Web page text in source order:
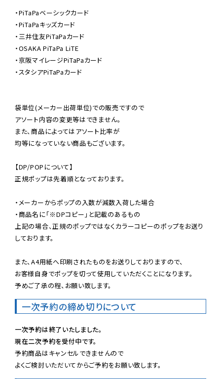
・PiTaPaベーシックカード
・PiTaPaキッズカード
・三井住友PiTaPaカード
・OSAKA PiTaPa LiTE
・京阪マイレージPiTaPaカード
・スタシアPiTaPaカード
袋単位(メーカー出荷単位)での販売ですので
アソート内容の変更等はできません。
また、商品によってはアソート比率が
均等になっていない商品もございます。
【DP/POPについて】
正規ポップは先着順となっております。
・メーカーからポップの入数が減数入荷した場合
・商品名に「※DPコピー」と記載のあるもの
上記の場合、正規のポップではなくカラーコピーのポップをお送り
しております。
また、A4用紙へ印刷されたものをお送りしておりますので、
お客様自身でポップを切って使用していただくことになります。
予めご了承の程、お願い致します。
一次予約の締め切りについて
一次予約は終了いたしました。
現在二次予約を受付中です。
予約商品はキャンセルできませんので
よくご検討いただいてからご予約をお願い致します。